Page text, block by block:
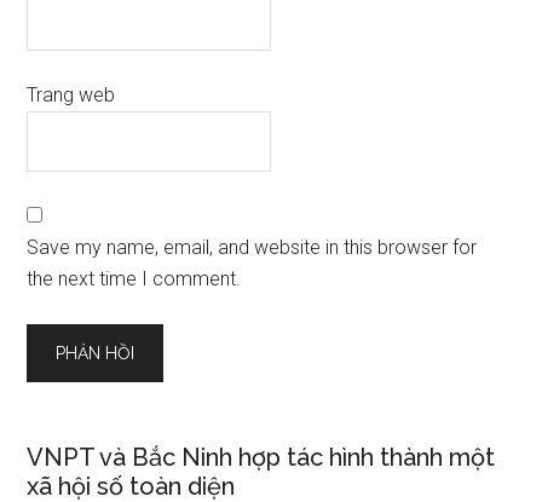
Trang web
Save my name, email, and website in this browser for
the next time I comment.
VNPT và Bắc Ninh hợp tác hình thành một
xã hội số toàn diện